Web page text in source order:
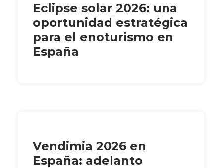
Eclipse solar 2026: una
oportunidad estratégica
para el enoturismo en
España
Vendimia 2026 en
España: adelanto